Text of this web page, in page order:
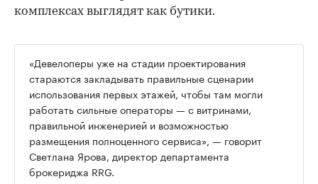
комплексах выглядят как бутики.
00:00
«Девелоперы уже на стадии проектирования
стараются закладывать правильные сценарии
использования первых этажей, чтобы там могли
работать сильные операторы — с витринами,
правильной инженерией и возможностью
размещения полноценного сервиса», — говорит
Светлана Ярова, директор департамента
брокериджа RRG.